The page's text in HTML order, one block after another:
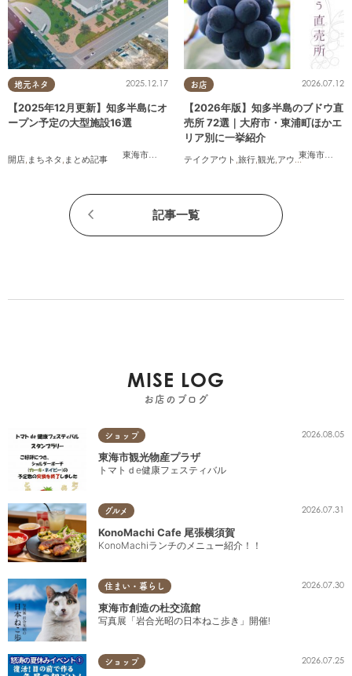
地元ネタ
東海市
,大府市 知多市,東浦町 常滑市,武豊町
2025.12.17
【2025年12月更新】知多半島にオ
ープン予定の大型施設16選
開店, まちネタ , まとめ記事
お店
東海市
,大府
2026.07.12
【2026年版】知多半島のブドウ直
売所 72選｜大府市・東浦町ほかエ
リア別に一挙紹介
テイクアウト ,旅行,観光,アウトドア , まちネ
記事一覧
MISE LOG
お店のブログ
ショップ 2026.08.05
東海市観光物産プラザ
トマトｄe健康フェスティバル
グルメ 2026.07.31
KonoMachi Cafe 尾張横須賀
KonoMachiランチのメニュー紹介！！
住まい・暮らし 2026.07.30
東海市創造の杜交流館
写真展「岩合光昭の日本ねこ歩き」開催!
ショップ 2026.07.25